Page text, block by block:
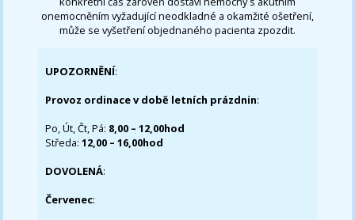
onemocněním vyžadující neodkladné a okamžité ošetření,
může se vyšetření objednaného pacienta zpozdit.
UPOZORNĚNÍ:
Provoz ordinace v době letních prázdnin:
Po, Út, Čt, Pá: 8,00 – 12,00hod
Středa:12,00 – 16,00hod
DOVOLENÁ:
Červenec: